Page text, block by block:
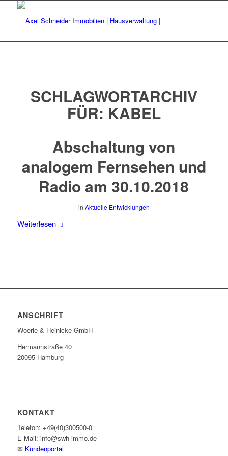
SCHLAGWORTARCHIV
FÜR: KABEL
Abschaltung von
analogem Fernsehen und
Radio am 30.10.2018
in Aktuelle Entwicklungen
Weiterlesen
ANSCHRIFT
Woerle & Heinicke GmbH
Hermannstraße 40
20095 Hamburg
KONTAKT
Telefon: +49(40)300500-0
E-Mail: info@swh-immo.de
✉ Kundenportal